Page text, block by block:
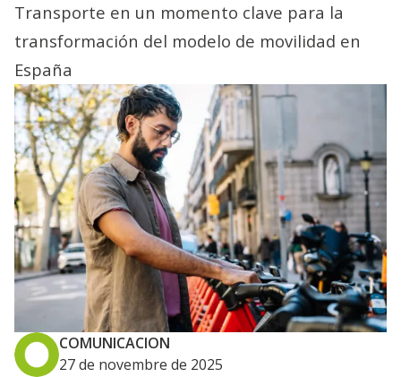
Transporte en un momento clave para la
transformación del modelo de movilidad en
España
COMUNICACION
27 de novembre de 2025